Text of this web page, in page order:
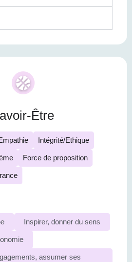
Être
Intégrité/Ethique
Force de proposition
Inspirer, donner du sens
assumer ses